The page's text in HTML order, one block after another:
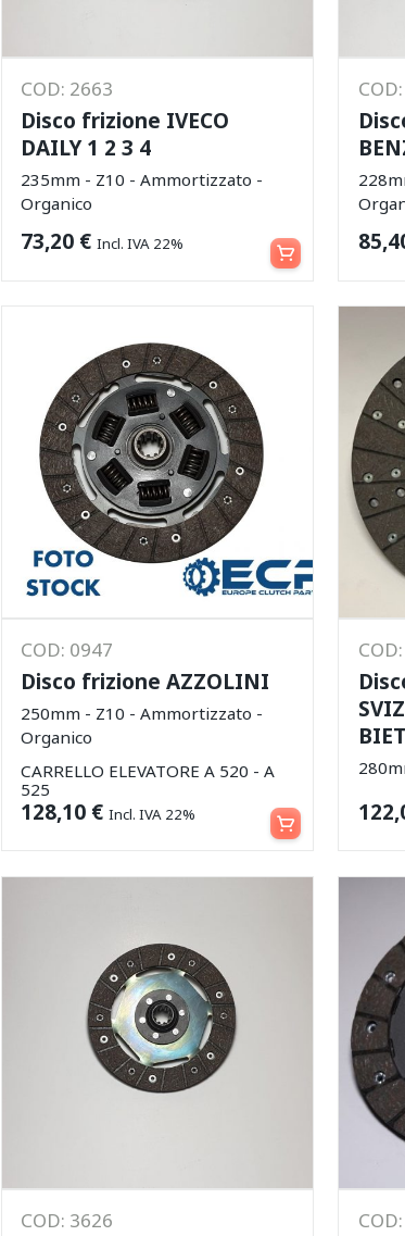
COD: 2663
Disco frizione IVECO
DAILY 1 2 3 4
235mm - Z10 - Ammortizzato -
Organico
73,20 € Incl. IVA 22% Aggiungi al carrello
COD: 0947
Disco frizione AZZOLINI
250mm - Z10 - Ammortizzato -
Organico
CARRELLO ELEVATORE A 520 - A
525
128,10 € Incl. IVA 22% Aggiungi al carrello
COD: 3626